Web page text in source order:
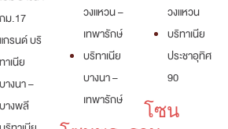
กม.17
แกรนด์ บริ
ทาเนีย
บางนา –
บางพลี
วงแหวน –
เทพารักษ์
บริทาเนีย
บางนา –
เทพารักษ์
วงแหวน
บริทาเนีย
ประชาอุทิศ
90
โซน